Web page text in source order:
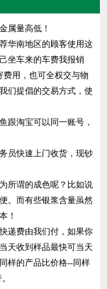
属量高低！
华南地区的顾客使用这
坐车来的车费我报销
用，也可全权交与物
们提倡的交易方式，使
跟淘宝可以同一账号，
员快速上门收货，现钞
所谓的成色呢？比如说
。而有些银浆含量虽然
！
递费由我们付，如果你
天收到样品最快可当天
样的产品比价格--同样